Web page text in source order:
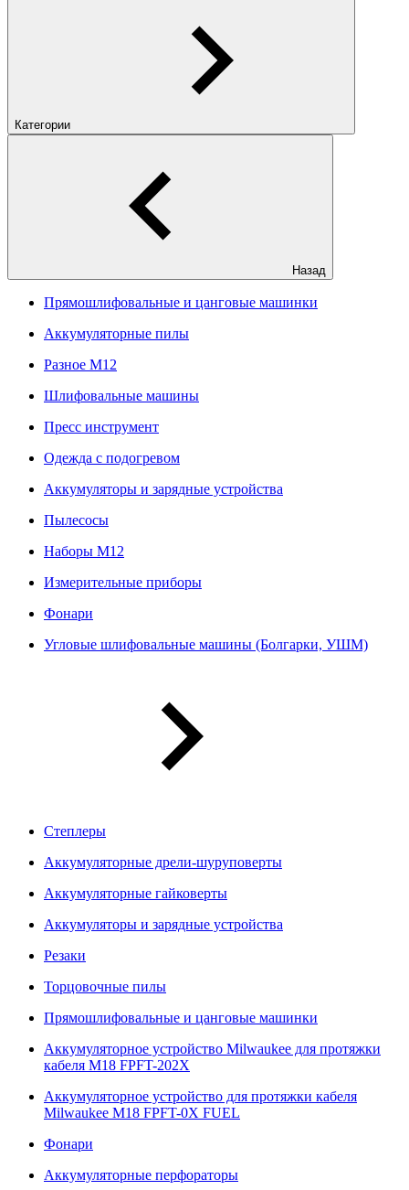
Категории
Назад
Прямошлифовальные и цанговые машинки
Аккумуляторные пилы
Разное M12
Шлифовальные машины
Пресс инструмент
Одежда с подогревом
Аккумуляторы и зарядные устройства
Пылесосы
Наборы М12
Измерительные приборы
Фонари
Угловые шлифовальные машины (Болгарки, УШМ)
Степлеры
Аккумуляторные дрели-шуруповерты
Аккумуляторные гайковерты
Аккумуляторы и зарядные устройства
Резаки
Торцовочные пилы
Прямошлифовальные и цанговые машинки
Аккумуляторное устройство Milwaukee для протяжки
кабеля M18 FPFT-202X
Аккумуляторное устройство для протяжки кабеля
Milwaukee M18 FPFT-0X FUEL
Фонари
Аккумуляторные перфораторы